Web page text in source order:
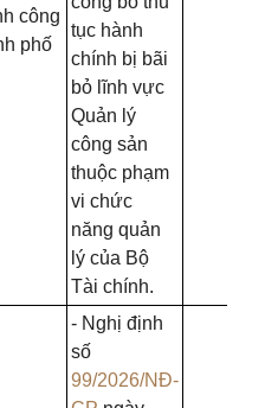
công
phố
tục hành
chính bị bãi
bỏ lĩnh vực
Quản lý
công sản
thuộc phạm
vi chức
năng quản
lý của Bộ
Tài chính.
- Nghị định
số
99/2026/NĐ-